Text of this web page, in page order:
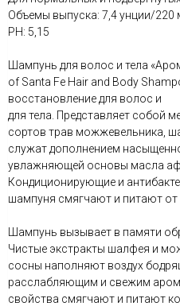
Объемы выпуска: 7,4 унции/220
РН: 5,15
Шампунь для волос и тела
of Santa Fe Hair and Body
восстановление для волос и
для тела. Представляет собой
сортов трав можжевельника,
служат дополнением
увлажняющей основы масла
Кондиционирующие и
шампуня смягчают и питают от
Шампунь вызывает в памяти
Чистые экстракты шалфея и
сосны наполняют воздух
расслабляющим и свежим
свойства смягчают и питают